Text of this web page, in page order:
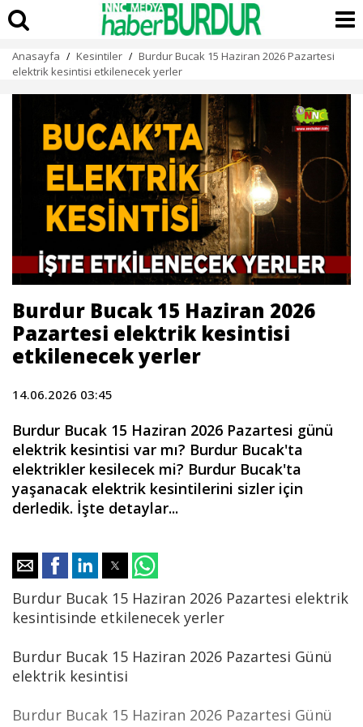
Anasayfa / Kesintiler / Burdur Bucak 15 Haziran 2026 Pazartesi
elektrik kesintisi etkilenecek yerler
Burdur Bucak 15 Haziran 2026
Pazartesi elektrik kesintisi
etkilenecek yerler
14.06.2026 03:45
Burdur Bucak 15 Haziran 2026 Pazartesi günü
elektrik kesintisi var mı? Burdur Bucak'ta
elektrikler kesilecek mi? Burdur Bucak'ta
yaşanacak elektrik kesintilerini sizler için
derledik. İşte detaylar...
Burdur Bucak 15 Haziran 2026 Pazartesi elektrik
kesintisinde etkilenecek yerler
Burdur Bucak 15 Haziran 2026 Pazartesi Günü
elektrik kesintisi
Burdur Bucak 15 Haziran 2026 Pazartesi Günü